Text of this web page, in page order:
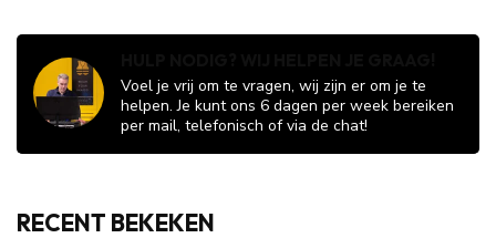
Voel je vrij om te vragen, wij zijn er om je te
helpen. Je kunt ons 6 dagen per week bereiken
per mail, telefonisch of via de chat!
RECENT BEKEKEN